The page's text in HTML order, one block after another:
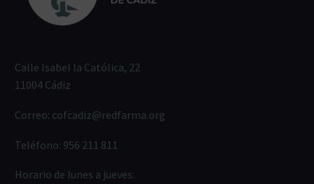
Calle Isabel la Católica, 22
11004 Cádiz
Correo: cofcadiz@redfarma.org
Teléfono: 956 211 811
Horario de lunes a jueves: